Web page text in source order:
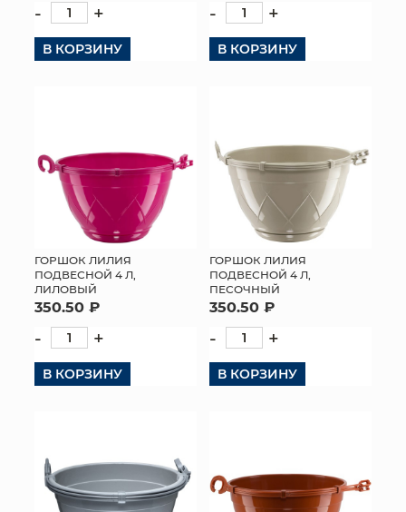
- +
В КОРЗИНУ
- +
В КОРЗИНУ
ГОРШОК ЛИЛИЯ
ПОДВЕСНОЙ 4 Л,
ЛИЛОВЫЙ
350.50 ₽
- +
В КОРЗИНУ
ГОРШОК ЛИЛИЯ
ПОДВЕСНОЙ 4 Л,
ПЕСОЧНЫЙ
350.50 ₽
- +
В КОРЗИНУ